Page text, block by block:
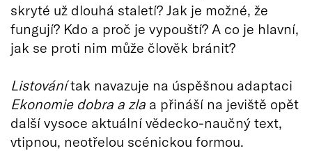
skryté už dlouhá staletí? Jak je možné, že
fungují? Kdo a proč je vypouští? A co je hlavní,
jak se proti nim může člověk bránit?
Listovánítak navazuje na úspěšnou adaptaci
Ekonomie dobra a zla a přináší na jeviště opět
další vysoce aktuální vědecko-naučný text,
vtipnou, neotřelou scénickou formou.